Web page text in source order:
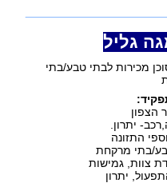
גליל
מכירות לבתי טבע/בתי
הצפון
יתרון.
התזונה
בתי מרקחת
צוות, גמישות
יתרון